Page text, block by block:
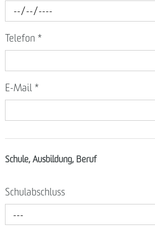
Telefon *
E-Mail *
Schule, Ausbildung, Beruf
Schulabschluss
---